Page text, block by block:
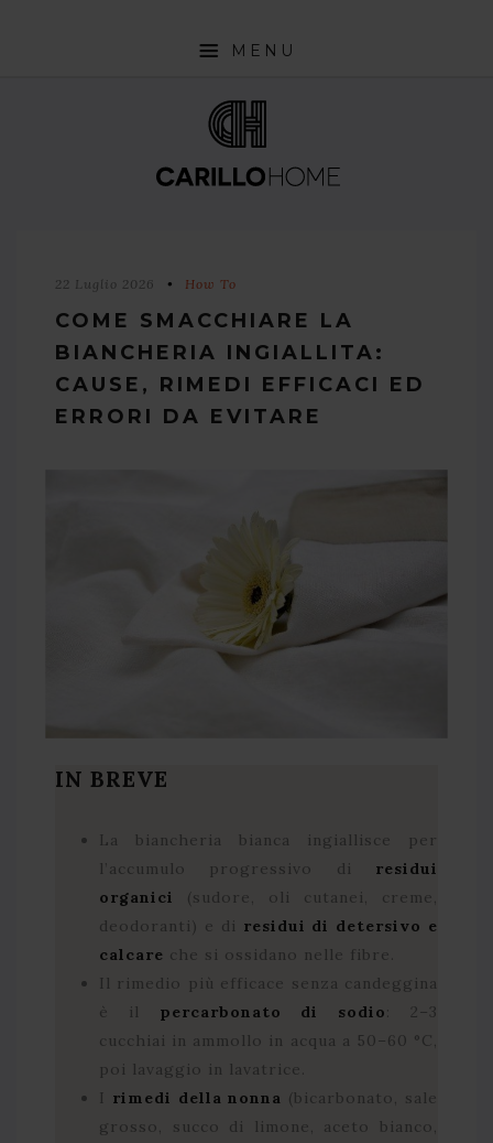
MENU
INTERIOR DESIGN TRENDS
NEWS22 Luglio 2026 How To
COME SMACCHIARE LA
BIANCHERIA INGIALLITA:
CAUSE, RIMEDI EFFICACI ED
ERRORI DA EVITARE
IN BREVE
La biancheria bianca ingiallisce per
l’accumulo progressivo di residui
organici
(sudore, oli cutanei, creme,
deodoranti) e di residui di detersivo e
calcare che si ossidano nelle fibre.
Il rimedio più efficace senza candeggina
è il percarbonato di sodio: 2–3
cucchiai in ammollo in acqua a 50–60 °C,
poi lavaggio in lavatrice.
I rimedi della nonna (bicarbonato, sale
grosso, succo di limone, aceto bianco,